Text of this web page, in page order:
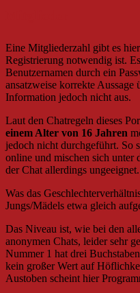
Eine Mitgliederzahl gibt es
Registrierung notwendig ist.
Benutzernamen durch ein
ansatzweise korrekte
Information jedoch nicht aus.
Laut den Chatregeln dieses
einem Alter von 16 Jahren
jedoch nicht durchgeführt. So
online und mischen sich
der Chat allerdings ungeeignet.
Was das
Jungs/Mädels etwa gleich
Das Niveau ist, wie bei den
anonymen Chats, leider sehr
Nummer 1 hat drei
kein großer Wert auf
Austoben scheint hier